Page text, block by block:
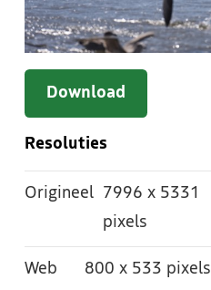
Download
Resoluties
Origineel 7996 x 5331
pixels
Web 800 x 533 pixels